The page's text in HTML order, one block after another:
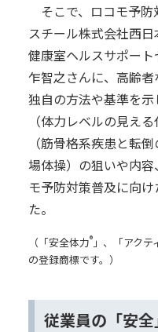
そこで、ロコモ予
スチール株式会社西
健康室ヘルスサポー
乍智之さんに、高齢
独自の方法や基準を
（体力レベルの見え
（筋骨格系疾患と転
場体操）の狙いや内
モ予防対策普及に向
た。
（「安全体力®」、「アクテ
の登録商標です。）
従業員の「安